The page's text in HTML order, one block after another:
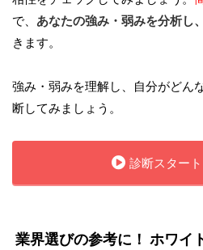
で、 あなたの強み・弱みを分析し
きます。
強み・弱みを理解し、自分がどん
断してみましょう。
診断スタート
業界選びの参考に！ ホワイ